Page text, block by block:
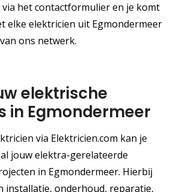
via het contactformulier en je komt
elke elektricien uit Egmondermeer
ons netwerk.
elektrische
in Egmondermeer
via Elektricien.com kan je
jouw elektra-gerelateerde
in Egmondermeer. Hierbij
installatie, onderhoud, reparatie,